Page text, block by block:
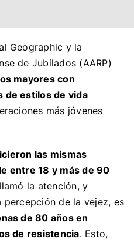
Geographic y la
de Jubilados (AARP)
mayores con
de estilos de vida
más jóvenes
las mismas
entre 18 y más de 90
la atención, y
percepción de la vejez, es
de 80 años en
de resistencia. Esto,